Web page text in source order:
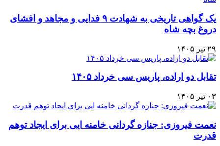
یک گواهی تاریخی به شهادت ۹ فدایی و مجاهد و افشای
دروغ بچه شاه
۲۹ تیر ۱۴۰۵
تقابل دو اراده، پاریس سی خرداد ۱۴۰۵
۰۳ تیر ۱۴۰۵
نعمت فیروزی: جنازه گردانی خامنه ایی برای ایجاد توهم
قدرت